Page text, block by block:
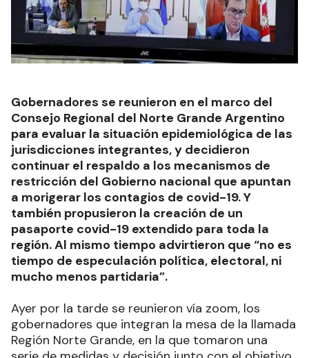
Gobernadores se reunieron en el marco del
Consejo Regional del Norte Grande Argentino
para evaluar la situación epidemiológica de las
jurisdicciones integrantes, y decidieron
continuar el respaldo a los mecanismos de
restricción del Gobierno nacional que apuntan
a morigerar los contagios de covid-19. Y
también propusieron la creación de un
pasaporte covid-19 extendido para toda la
región. Al mismo tiempo advirtieron que “no es
tiempo de especulación política, electoral, ni
mucho menos partidaria”.
Ayer por la tarde se reunieron vía zoom, los
gobernadores que integran la mesa de la llamada
Región Norte Grande, en la que tomaron una